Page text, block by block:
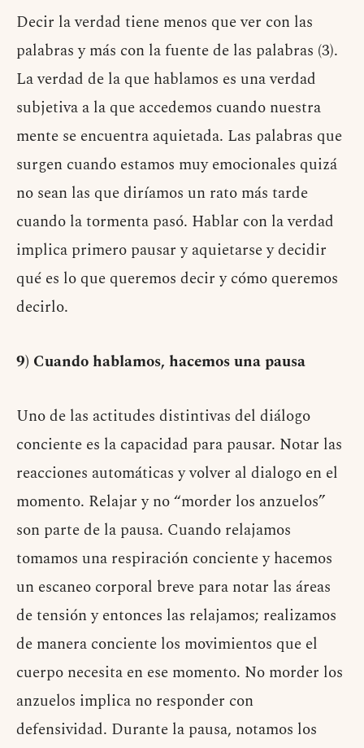
Decir la verdad tiene menos que ver con las
palabras y más con la fuente de las palabras (3).
La verdad de la que hablamos es una verdad
subjetiva a la que accedemos cuando nuestra
mente se encuentra aquietada. Las palabras que
surgen cuando estamos muy emocionales quizá
no sean las que diríamos un rato más tarde
cuando la tormenta pasó. Hablar con la verdad
implica primero pausar y aquietarse y decidir
qué es lo que queremos decir y cómo queremos
decirlo.
9) Cuando hablamos, hacemos una pausa
Uno de las actitudes distintivas del diálogo
conciente es la capacidad para pausar. Notar las
reacciones automáticas y volver al dialogo en el
momento. Relajar y no “morder los anzuelos”
son parte de la pausa. Cuando relajamos
tomamos una respiración conciente y hacemos
un escaneo corporal breve para notar las áreas
de tensión y entonces las relajamos; realizamos
de manera conciente los movimientos que el
cuerpo necesita en ese momento. No morder los
anzuelos implica no responder con
defensividad. Durante la pausa, notamos los